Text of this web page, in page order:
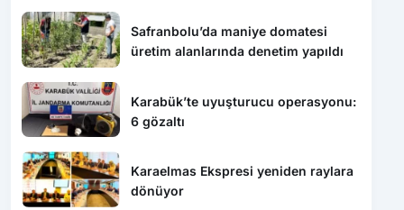
Safranbolu’da maniye domatesi
üretim alanlarında denetim yapıldı
Karabük’te uyuşturucu operasyonu:
6 gözaltı
Karaelmas Ekspresi yeniden raylara
dönüyor